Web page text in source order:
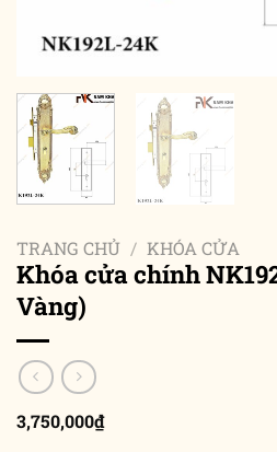
TRANG CHỦ / KHÓA CỬA
Khóa cửa chính
Vàng)
3,750,000₫